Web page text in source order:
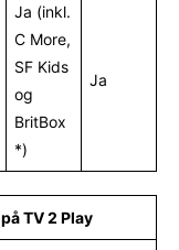
Ja (inkl.
C More,
SF Kids
og
BritBox
*)
Ja
TV 2 Play